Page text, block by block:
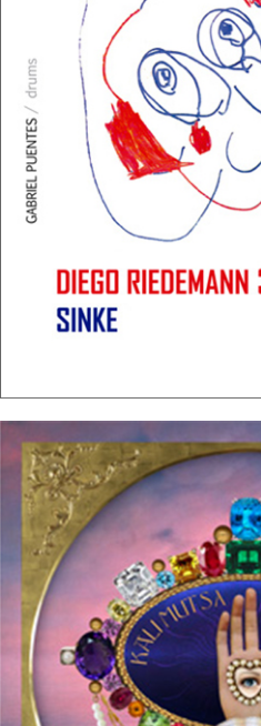
12/10/
DIEGO
12/10/
KALI